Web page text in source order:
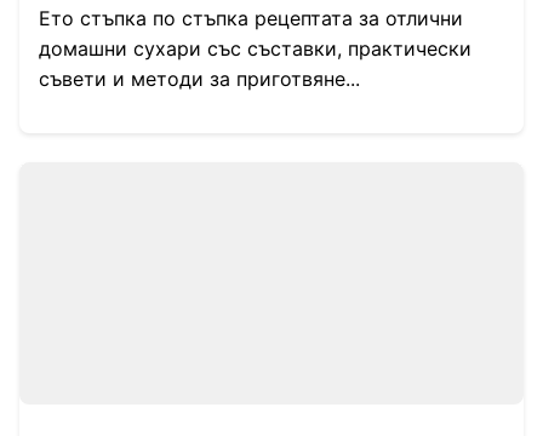
Ето стъпка по стъпка рецептата за отлични
домашни сухари със съставки, практически
съвети и методи за приготвяне...